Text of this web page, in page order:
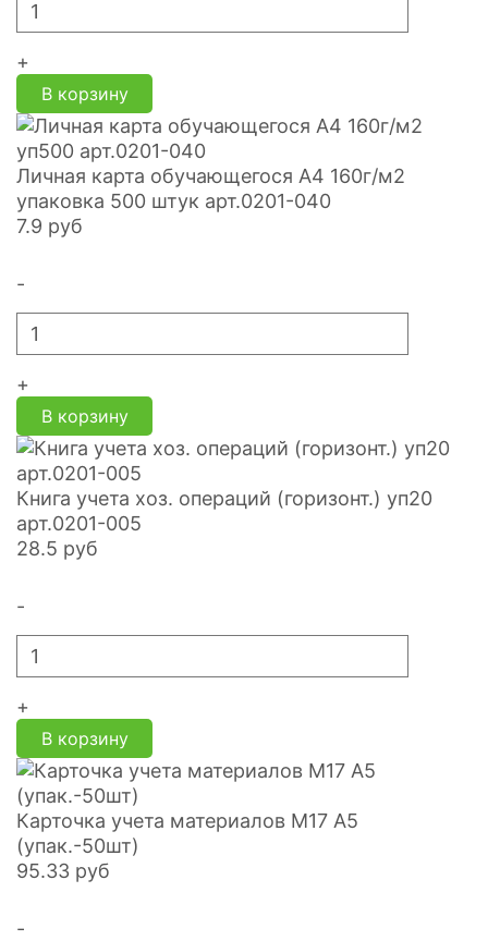
+
В корзину
Личная карта обучающегося А4 160г/м2
упаковка 500 штук арт.0201-040
7.9 руб
-
+
В корзину
Книга учета хоз. операций (горизонт.) уп20
арт.0201-005
28.5 руб
-
+
В корзину
Карточка учета материалов М17 А5
(упак.-50шт)
95.33 руб
-